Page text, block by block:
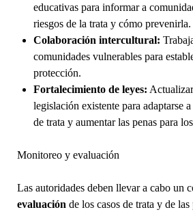
educativas para informar a
riesgos de la trata y cómo prevenirla.
Colaboración intercultural:
comunidades vulnerables para
protección.
Fortalecimiento de leyes:
legislación existente para adaptarse
de trata y aumentar las penas para
Monitoreo y evaluación
Las autoridades deben llevar a cabo un
evaluación de los casos de trata y de